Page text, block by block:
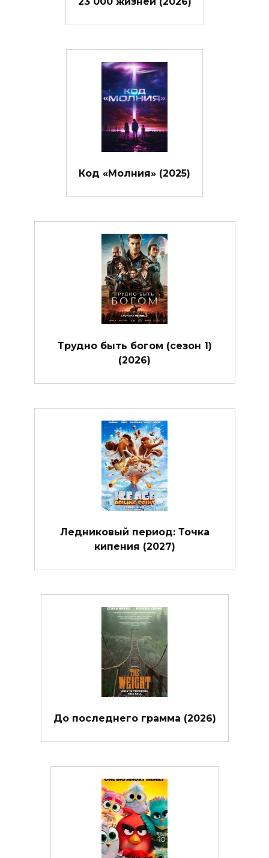
Код «Молния» (2025)
Трудно быть богом (сезон 1)
(2026)
Ледниковый период: Точка
кипения (2027)
До последнего грамма (2026)